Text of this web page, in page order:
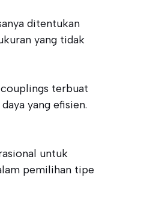
ditentukan
yang tidak
terbuat
yang efisien.
untuk
pemilihan tipe